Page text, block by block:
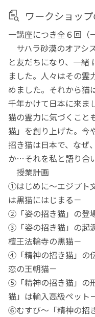
ワークショッ
一講座につき全６回
サハラ砂漠のオアシ
と友だちになり、一緒
ました。人々はその霊
めました。それから猫
千年かけて日本に来ま
猫の霊力に気づくこと
猫」を創り上げた。今
招き猫は日本で、なぜ
か…それを私と語り合
授業計画
①はじめに～エジプト
は黒猫にはじまる－
②「姿の招き猫」の登
③「姿の招き猫」の起
檀王法輪寺の黒猫－
④「精神の招き猫」の
恋の王朝猫－
⑤「精神の招き猫」の
猫」は輸入高級ペット
⑥むすび～「精神の招